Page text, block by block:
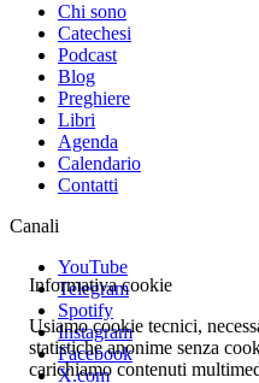
Chi sono
Catechesi
Podcast
Blog
Preghiere
Libri
Agenda
Calendario
Contatti
Canali
YouTube
Telegram
Spotify
Instagram
Facebook
X.com
Informativa cookie
Usiamo cookie tecnici,
statistiche anonime senza
carichiamo contenuti